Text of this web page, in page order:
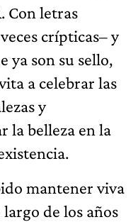
Con letras
crípticas– y
ya son su sello,
a celebrar las
y
la belleza en la
mantener viva
de los años